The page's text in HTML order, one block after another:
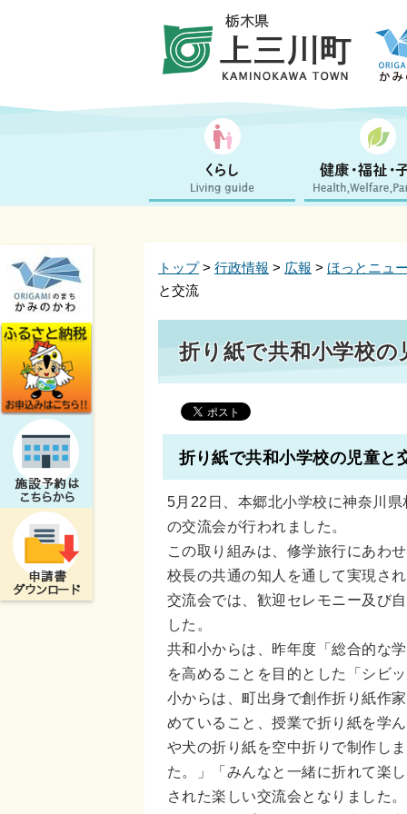
トップ> 行政情報 > 広報 > ほっとニュ
と交流
折り紙で共和小学校の
折り紙で共和小学校の児童と
5月22日、本郷北小学校に神奈川
の交流会が行われました。
この取り組みは、修学旅行にあわ
校長の共通の知人を通して実現さ
交流会では、歓迎セレモニー及び
した。
共和小からは、昨年度「総合的な
を高めることを目的とした「シビ
小からは、町出身で創作折り紙作
めていること、授業で折り紙を学
や犬の折り紙を空中折りで制作し
た。」「みんなと一緒に折れて楽
された楽しい交流会となりました。